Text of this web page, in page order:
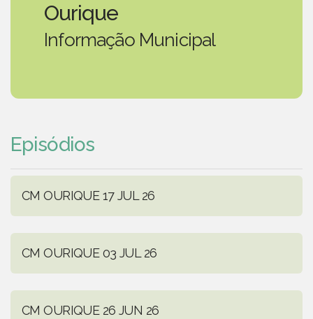
Ourique
Informação Municipal
Episódios
CM OURIQUE 17 JUL 26
CM OURIQUE 03 JUL 26
CM OURIQUE 26 JUN 26